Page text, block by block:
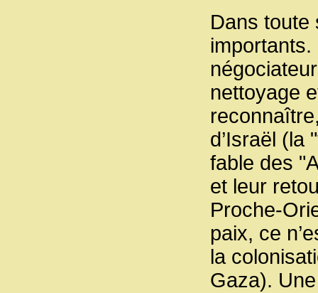
Dans toute
nettoyage
d’Israël (la
fable des
et leur
Proche-
paix, ce
la
Gaza).